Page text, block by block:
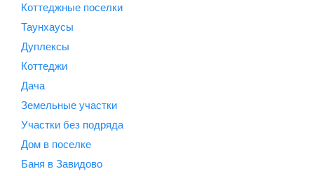
Коттеджные поселки
Таунхаусы
Дуплексы
Коттеджи
Дача
Земельные участки
Участки без подряда
Дом в поселке
Баня в Завидово